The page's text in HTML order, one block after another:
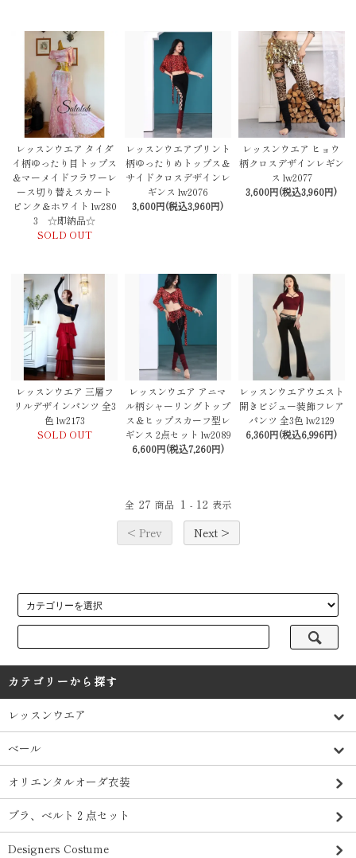
レッスンウエア タイダ
イ柄ゆったり目トップス
＆マーメイドフラワーレ
ース切り替えスカート
ピンク＆ホワイト lw280
3 ☆即納品☆
SOLD OUT
レッスンウエアプリント
柄ゆったりめトップス＆
サイドクロスデザインレ
ギンス lw2076
3,600円(税込3,960円)
レッスンウエア ヒョウ
柄クロスデザインレギン
ス lw2077
3,600円(税込3,960円)
レッスンウエア 三層フ
リルデザインパンツ 全3
色 lw2173
SOLD OUT
レッスンウエア アニマ
ル柄シャーリングトップ
ス＆ヒップスカーフ型レ
ギンス 2点セット lw2089
6,600円(税込7,260円)
レッスンウエアウエスト
開きビジュー装飾フレア
パンツ 全3色 lw2129
6,360円(税込6,996円)
全 27 商品 1 - 12 表示
< Prev Next >
カテゴリーから探す
レッスンウエア
ベール
オリエンタルオーダ衣装
ブラ、ベルト２点セット
Designers Costume